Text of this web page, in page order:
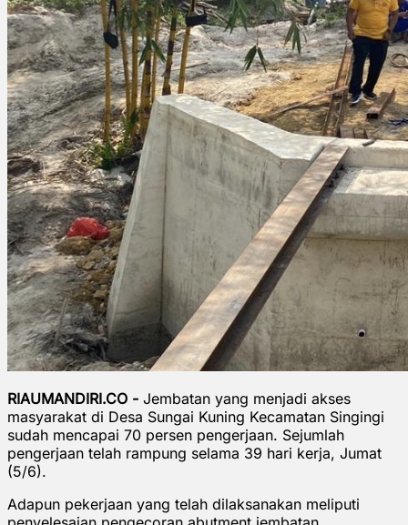
RIAUMANDIRI.CO - Jembatan yang menjadi akses
masyarakat di Desa Sungai Kuning Kecamatan Singingi
sudah mencapai 70 persen pengerjaan. Sejumlah
pengerjaan telah rampung selama 39 hari kerja, Jumat
(5/6).
Adapun pekerjaan yang telah dilaksanakan meliputi